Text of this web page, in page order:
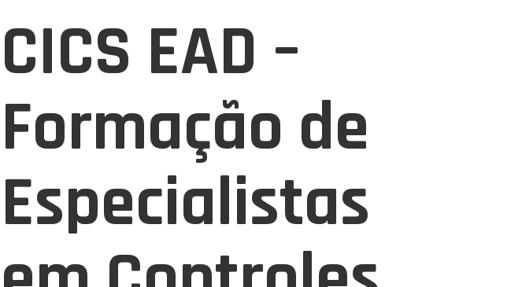
CICS EAD –
Formação de
Especialistas